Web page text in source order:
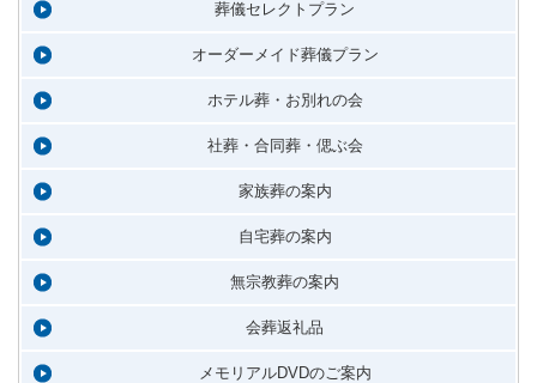
葬儀セレクトプラン
オーダーメイド葬儀プラン
ホテル葬・お別れの会
社葬・合同葬・偲ぶ会
家族葬の案内
自宅葬の案内
無宗教葬の案内
会葬返礼品
メモリアルDVDのご案内